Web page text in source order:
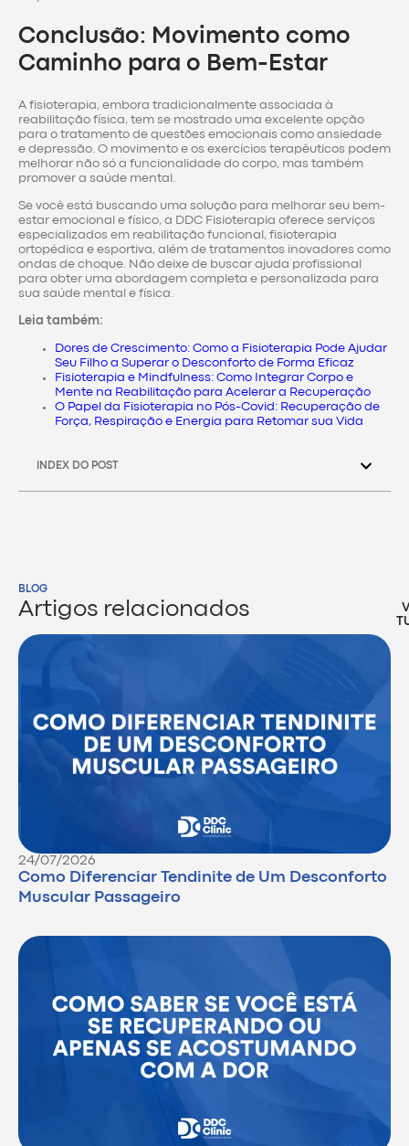
Conclusão: Movimento como
Caminho para o Bem-Estar
A fisioterapia, embora tradicionalmente associada à
reabilitação física, tem se mostrado uma excelente opção
para o tratamento de questões emocionais como ansiedade
e depressão. O movimento e os exercícios terapêuticos podem
melhorar não só a funcionalidade do corpo, mas também
promover a saúde mental.
Se você está buscando uma solução para melhorar seu bem-
estar emocional e físico, a DDC Fisioterapia oferece serviços
especializados em reabilitação funcional, fisioterapia
ortopédica e esportiva, além de tratamentos inovadores como
ondas de choque. Não deixe de buscar ajuda profissional
para obter uma abordagem completa e personalizada para
sua saúde mental e física.
Leia também:
Dores de Crescimento: Como a Fisioterapia Pode Ajudar
Seu Filho a Superar o Desconforto de Forma Eficaz
Fisioterapia e Mindfulness: Como Integrar Corpo e
Mente na Reabilitação para Acelerar a Recuperação
O Papel da Fisioterapia no Pós-Covid: Recuperação de
Força, Respiração e Energia para Retomar sua Vida
INDEX DO POST
BLOG
Artigos relacionados
24/07/2026
Como Diferenciar Tendinite de Um Desconforto
Muscular Passageiro